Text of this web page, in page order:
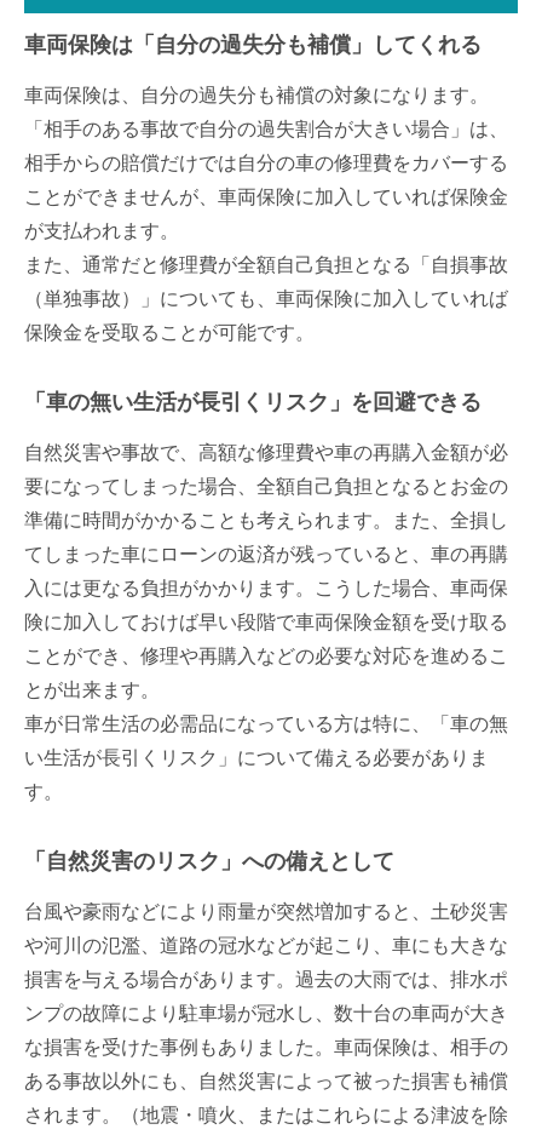
車両保険は「自分の過失分も補償」してくれる
車両保険は、自分の過失分も補償の対象になります。
「相手のある事故で自分の過失割合が大きい場合」は、
相手からの賠償だけでは自分の車の修理費をカバーする
ことができませんが、車両保険に加入していれば保険金
が支払われます。
また、通常だと修理費が全額自己負担となる「自損事故
（単独事故）」についても、車両保険に加入していれば
保険金を受取ることが可能です。
「車の無い生活が長引くリスク」を回避できる
自然災害や事故で、高額な修理費や車の再購入金額が必
要になってしまった場合、全額自己負担となるとお金の
準備に時間がかかることも考えられます。また、全損し
てしまった車にローンの返済が残っていると、車の再購
入には更なる負担がかかります。こうした場合、車両保
険に加入しておけば早い段階で車両保険金額を受け取る
ことができ、修理や再購入などの必要な対応を進めるこ
とが出来ます。
車が日常生活の必需品になっている方は特に、「車の無
い生活が長引くリスク」について備える必要がありま
す。
「自然災害のリスク」への備えとして
台風や豪雨などにより雨量が突然増加すると、土砂災害
や河川の氾濫、道路の冠水などが起こり、車にも大きな
損害を与える場合があります。過去の大雨では、排水ポ
ンプの故障により駐車場が冠水し、数十台の車両が大き
な損害を受けた事例もありました。車両保険は、相手の
ある事故以外にも、自然災害によって被った損害も補償
されます。（地震・噴火、またはこれらによる津波を除